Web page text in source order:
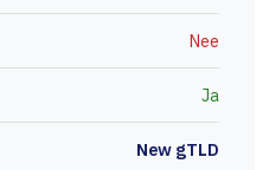
Nee
Ja
New gTLD